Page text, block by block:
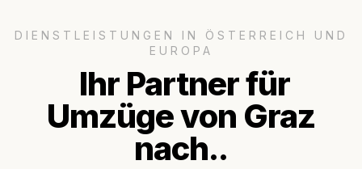
DIENSTLEISTUNGEN IN ÖSTERREICH UND
EUROPA
Ihr Partner für
Umzüge von Graz
nach..